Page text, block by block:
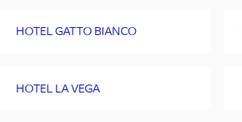
HOTEL GATTO BIANCO
HOTEL LA VEGA